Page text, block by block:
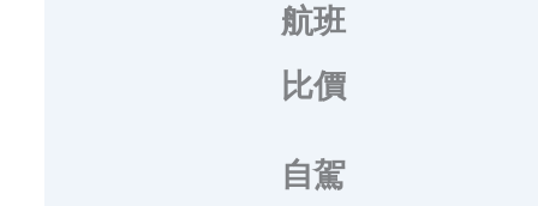
航班
比價
自駕